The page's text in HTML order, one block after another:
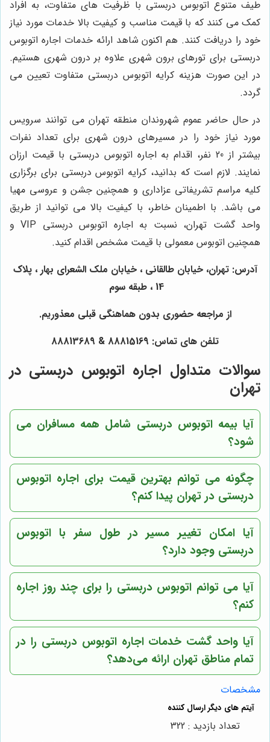
طیف متنوع اتوبوس دربستی با ظرفیت های متفاوت، به افراد
کمک می کنند که با قیمت مناسب و کیفیت بالا خدمات مورد نیاز
خود را دریافت کنند. هم اکنون شاهد ارائه خدمات اجاره اتوبوس
دربستی برای تورهای برون شهری علاوه بر درون شهری هستیم.
در این صورت هزینه کرایه اتوبوس دربستی متفاوت تعیین می
گردد.
در حال حاضر عموم شهروندان منطقه تهران می توانند سرویس
مورد نیاز خود را در مسیرهای درون شهری برای تعداد نفرات
بیشتر از 20 نفر، اقدام به اجاره اتوبوس دربستی با قیمت ارزان
نمایند. لازم است که بدانید، کرایه اتوبوس دربستی برای برگزاری
کلیه مراسم تشریفاتی عزاداری و همچنین جشن و عروسی مهیا
می باشد. با اطمینان خاطر، با کیفیت بالا می توانید از طریق
واحد گشت تهران، نسبت به اجاره اتوبوس دربستی VIPو
همچنین اتوبوس معمولی با قیمت مشخص اقدام کنید.
آدرس: تهران، خیابان طالقانی ، خیابان ملک الشعرای بهار ، پلاک
14 ، طبقه سوم
از مراجعه حضوری بدون هماهنگی قبلی معذوریم.
تلفن های تماس: 88815169 & 88813689
سوالات متداول اجاره اتوبوس دربستی در
تهران
آیا بیمه اتوبوس دربستی شامل همه مسافران می
شود؟
چگونه می توانم بهترین قیمت برای اجاره اتوبوس
دربستی در تهران پیدا کنم؟
آیا امکان تغییر مسیر در طول سفر با اتوبوس
دربستی وجود دارد؟
آیا می توانم اتوبوس دربستی را برای چند روز اجاره
کنم؟
آیا واحد گشت خدمات اجاره اتوبوس دربستی را در
تمام مناطق تهران ارائه می‌دهد؟
مشخصات
تعداد بازدید : 322